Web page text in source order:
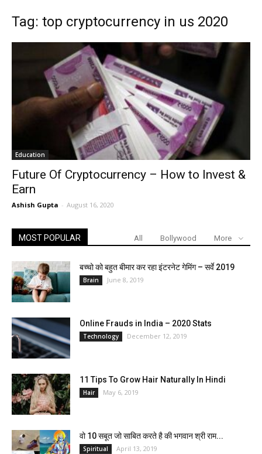
Tag: top cryptocurrency in us 2020
Education
Future Of Cryptocurrency – How to Invest &
Earn
Ashish Gupta - August 16, 2020
MOST POPULAR All Bollywood More
बच्चो को बहुत बीमार कर रहा इंटरनेट गेमिंग – सर्वे 2019
Brain June 8, 2019
Online Frauds in India – 2020 Stats
Technology December 12, 2019
11 Tips To Grow Hair Naturally In Hindi
Hair May 6, 2019
वो 10 सबूत जो साबित करते है की भगवान श्री राम...
Spiritual April 13, 2019